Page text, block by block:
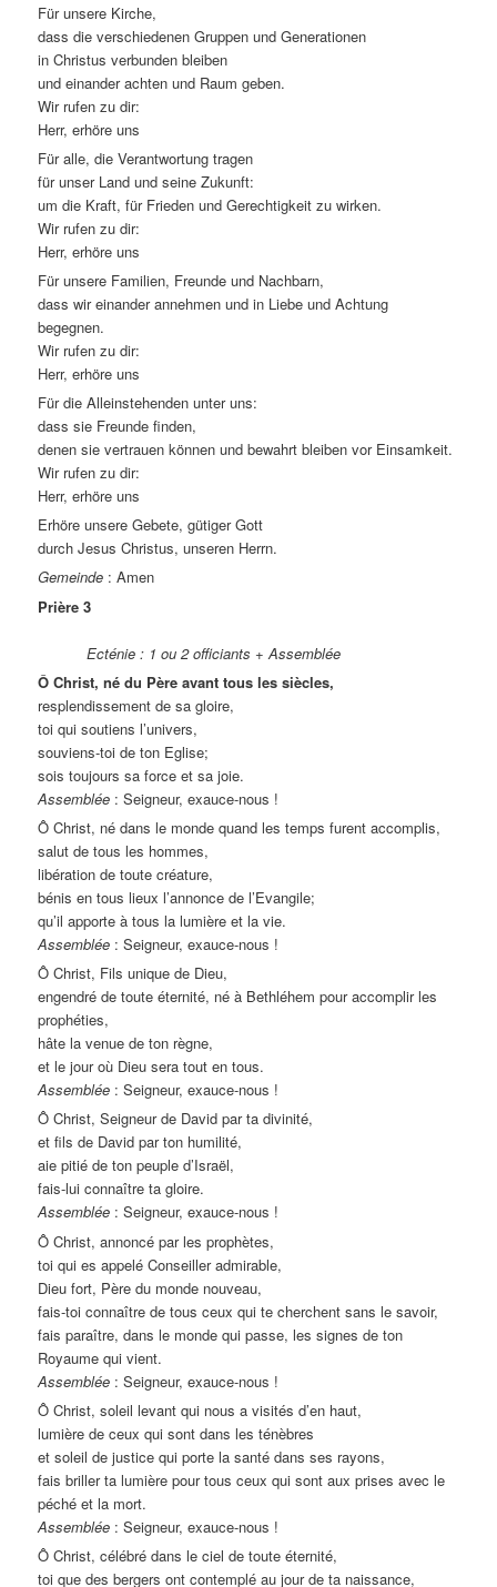
Für unsere Kirche,
dass die verschiedenen Gruppen und Generationen
in Christus verbunden bleiben
und einander achten und Raum geben.
Wir rufen zu dir:
Herr, erhöre uns
Für alle, die Verantwortung tragen
für unser Land und seine Zukunft:
um die Kraft, für Frieden und Gerechtigkeit zu wirken.
Wir rufen zu dir:
Herr, erhöre uns
Für unsere Familien, Freunde und Nachbarn,
dass wir einander annehmen und in Liebe und Achtung
begegnen.
Wir rufen zu dir:
Herr, erhöre uns
Für die Alleinstehenden unter uns:
dass sie Freunde finden,
denen sie vertrauen können und bewahrt bleiben vor Einsamkeit.
Wir rufen zu dir:
Herr, erhöre uns
Erhöre unsere Gebete, gütiger Gott
durch Jesus Christus, unseren Herrn.
Gemeinde : Amen
Prière 3
Ecténie : 1 ou 2 officiants + Assemblée
Ô Christ, né du Père avant tous les siècles,
resplendissement de sa gloire,
toi qui soutiens l’univers,
souviens-toi de ton Eglise;
sois toujours sa force et sa joie.
Assemblée : Seigneur, exauce-nous !
Ô Christ, né dans le monde quand les temps furent accomplis,
salut de tous les hommes,
libération de toute créature,
bénis en tous lieux l’annonce de l’Evangile;
qu’il apporte à tous la lumière et la vie.
Assemblée : Seigneur, exauce-nous !
Ô Christ, Fils unique de Dieu,
engendré de toute éternité, né à Bethléhem pour accomplir les
prophéties,
hâte la venue de ton règne,
et le jour où Dieu sera tout en tous.
Assemblée : Seigneur, exauce-nous !
Ô Christ, Seigneur de David par ta divinité,
et fils de David par ton humilité,
aie pitié de ton peuple d’Israël,
fais-lui connaître ta gloire.
Assemblée : Seigneur, exauce-nous !
Ô Christ, annoncé par les prophètes,
toi qui es appelé Conseiller admirable,
Dieu fort, Père du monde nouveau,
fais-toi connaître de tous ceux qui te cherchent sans le savoir,
fais paraître, dans le monde qui passe, les signes de ton
Royaume qui vient.
Assemblée : Seigneur, exauce-nous !
Ô Christ, soleil levant qui nous a visités d’en haut,
lumière de ceux qui sont dans les ténèbres
et soleil de justice qui porte la santé dans ses rayons,
fais briller ta lumière pour tous ceux qui sont aux prises avec le
péché et la mort.
Assemblée : Seigneur, exauce-nous !
Ô Christ, célébré dans le ciel de toute éternité,
toi que des bergers ont contemplé au jour de ta naissance,